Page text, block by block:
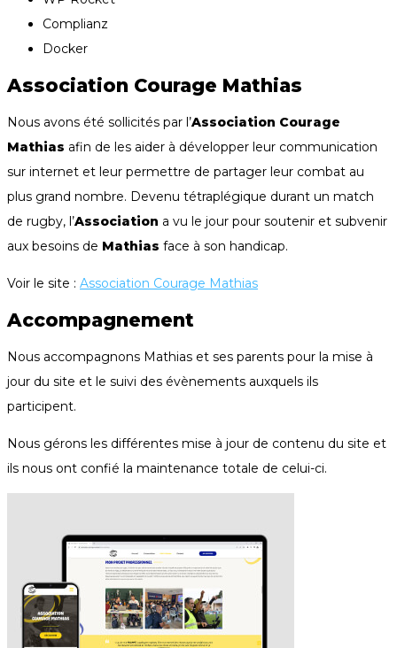
Complianz
Docker
Association Courage Mathias
Nous avons été sollicités par l’Association Courage
Mathias afin de les aider à développer leur communication
sur internet et leur permettre de partager leur combat au
plus grand nombre. Devenu tétraplégique durant un match
de rugby, l’Association a vu le jour pour soutenir et subvenir
aux besoins de Mathias face à son handicap.
Voir le site : Association Courage Mathias
Accompagnement
Nous accompagnons Mathias et ses parents pour la mise à
jour du site et le suivi des évènements auxquels ils
participent.
Nous gérons les différentes mise à jour de contenu du site et
ils nous ont confié la maintenance totale de celui-ci.